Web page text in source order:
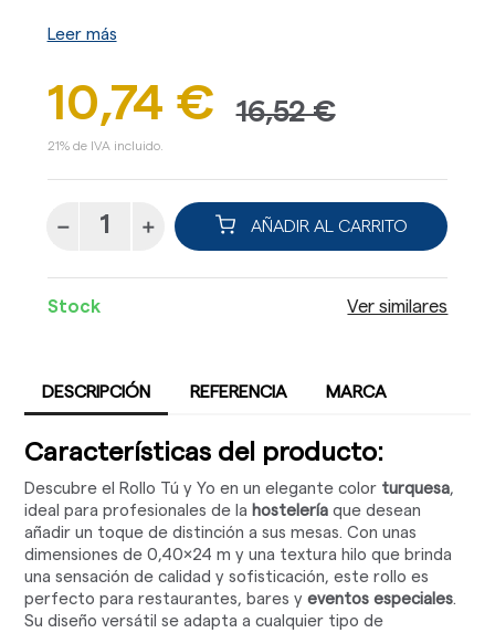
Leer más
10,74 € 16,52 €
21% de IVA incluido.
AÑADIR AL CARRITO
Stock Ver similares
DESCRIPCIÓN REFERENCIA MARCA
Características del producto:
Descubre el Rollo Tú y Yo en un elegante color turquesa,
ideal para profesionales de la hostelería que desean
añadir un toque de distinción a sus mesas. Con unas
dimensiones de 0,40x24 m y una textura hilo que brinda
una sensación de calidad y sofisticación, este rollo es
perfecto para restaurantes, bares yeventos especiales.
Su diseño versátil se adapta a cualquier tipo de